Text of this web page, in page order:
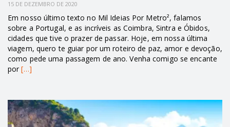
15 DE DEZEMBRO DE 2020
Em nosso último texto no Mil Ideias Por Metro², falamos
sobre a Portugal, e as incríveis as Coimbra, Sintra e Óbidos,
cidades que tive o prazer de passar. Hoje, em nossa última
viagem, quero te guiar por um roteiro de paz, amor e devoção,
como pede uma passagem de ano. Venha comigo se encante
por[…]